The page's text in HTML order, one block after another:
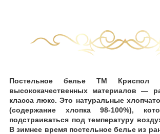
Постельное белье ТМ Криспол
высококачественных материалов ―
класса люкс. Это натуральные
(содержание хлопка 98-100%),
подстраиваться под температуру
В зимнее время постельное белье из